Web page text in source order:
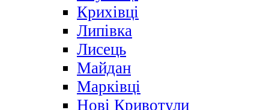
Крихівці
Липівка
Лисець
Майдан
Марківці
Нові Кривотули